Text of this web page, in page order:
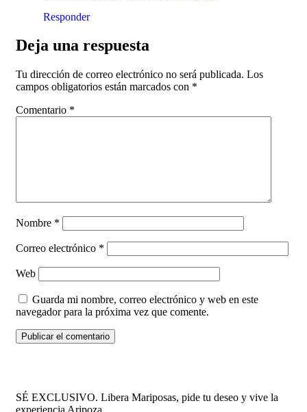
Responder
Deja una respuesta
Tu dirección de correo electrónico no será publicada. Los
campos obligatorios están marcados con *
Comentario *
Nombre *
Correo electrónico *
Web
Guarda mi nombre, correo electrónico y web en este
navegador para la próxima vez que comente.
SÉ EXCLUSIVO. Libera Mariposas, pide tu deseo y vive la